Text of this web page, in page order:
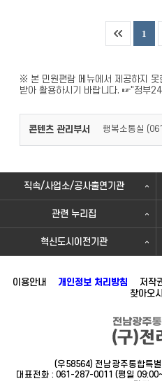
1
※ 본 민원편람 메뉴에서 제공하지
받아 활용하시기 바랍니다. ☞"정부
콘텐츠 관리부서 행복소통실 (
직속/사업소/공사출연기관
관련 누리집
혁신도시이전기관
이용안내 개인정보 처리방침 저작
찾아오
(우58564) 전남광주통합특
대표전화 : 061-287-0011 (평일